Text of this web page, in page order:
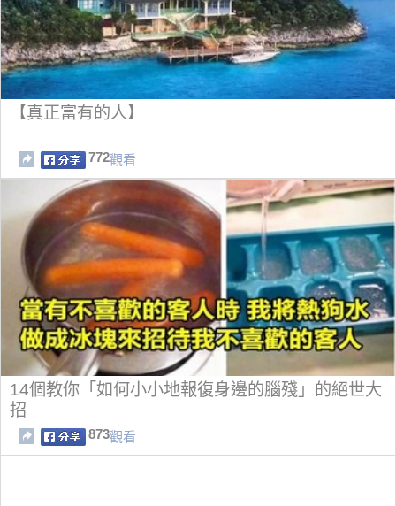
【真正富有的人】
772觀看
14個教你「如何小小地報復身邊的腦殘」的絕世大
招
873觀看